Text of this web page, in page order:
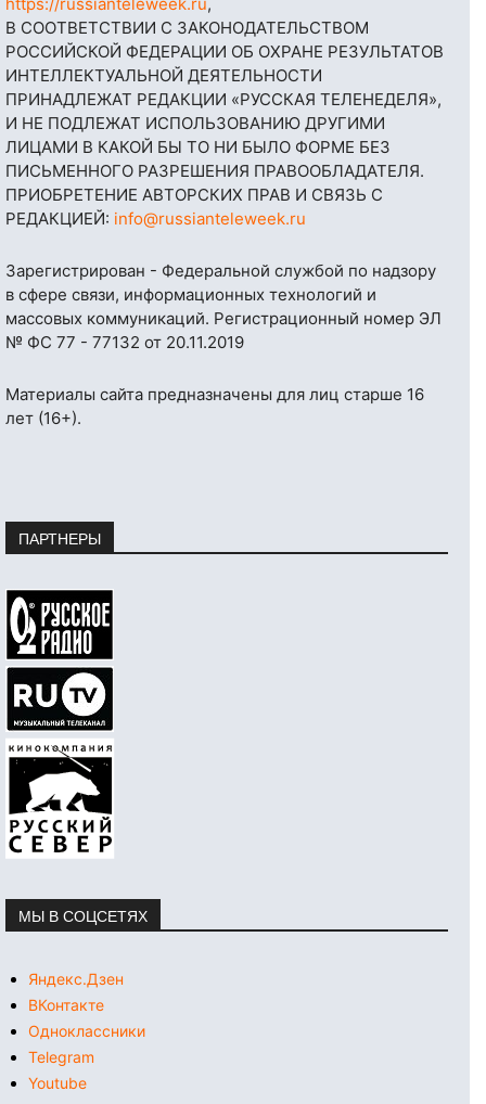
В СООТВЕТСТВИИ С ЗАКОНОДАТЕЛЬСТВОМ
РОССИЙСКОЙ ФЕДЕРАЦИИ ОБ ОХРАНЕ РЕЗУЛЬТАТОВ
ИНТЕЛЛЕКТУАЛЬНОЙ ДЕЯТЕЛЬНОСТИ
ПРИНАДЛЕЖАТ РЕДАКЦИИ «РУССКАЯ ТЕЛЕНЕДЕЛЯ»,
И НЕ ПОДЛЕЖАТ ИСПОЛЬЗОВАНИЮ ДРУГИМИ
ЛИЦАМИ В КАКОЙ БЫ ТО НИ БЫЛО ФОРМЕ БЕЗ
ПИСЬМЕННОГО РАЗРЕШЕНИЯ ПРАВООБЛАДАТЕЛЯ.
ПРИОБРЕТЕНИЕ АВТОРСКИХ ПРАВ И СВЯЗЬ С
РЕДАКЦИЕЙ: info@russianteleweek.ru
Зарегистрирован - Федеральной службой по надзору
в сфере связи, информационных технологий и
массовых коммуникаций. Регистрационный номер ЭЛ
№ ФС 77 - 77132 от 20.11.2019
Материалы сайта предназначены для лиц старше 16
лет (16+).
ПАРТНЕРЫ
МЫ В СОЦСЕТЯХ
Яндекс.Дзен
ВКонтакте
Одноклассники
Telegram
Youtube